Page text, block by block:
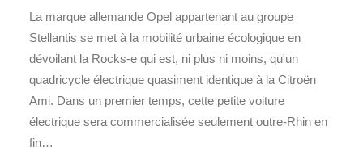
La marque allemande Opel appartenant au groupe
Stellantis se met à la mobilité urbaine écologique en
dévoilant la Rocks-e qui est, ni plus ni moins, qu'un
quadricycle électrique quasiment identique à la Citroën
Ami. Dans un premier temps, cette petite voiture
électrique sera commercialisée seulement outre-Rhin en
fin…